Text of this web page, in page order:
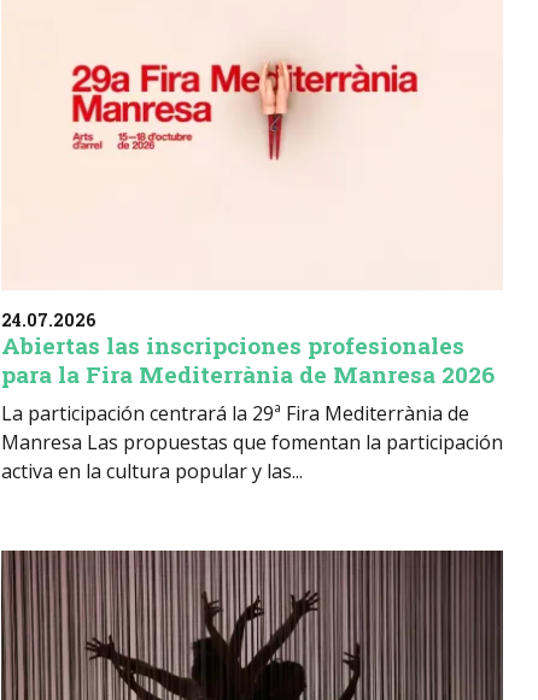
24.07.2026
Abiertas las inscripciones profesionales
para la Fira Mediterrània de Manresa 2026
La participación centrará la 29ª Fira Mediterrània de
Manresa Las propuestas que fomentan la participación
activa en la cultura popular y las...